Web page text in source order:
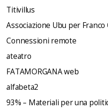
Titivillus
Associazione Ubu per Franco
Connessioni remote
ateatro
FATAMORGANA web
alfabeta2
93% – Materiali per una